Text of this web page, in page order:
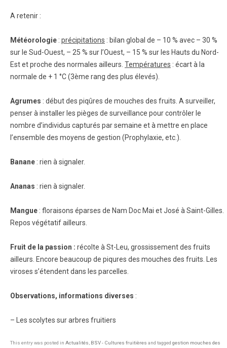
A retenir :
Météorologie : précipitations : bilan global de – 10 % avec – 30 %
sur le Sud-Ouest, – 25 % sur l’Ouest, – 15 % sur les Hauts du Nord-
Est et proche des normales ailleurs. Températures : écart à la
normale de + 1 °C (3ème rang des plus élevés).
Agrumes : début des piqûres de mouches des fruits. A surveiller,
penser à installer les pièges de surveillance pour contrôler le
nombre d’individus capturés par semaine et à mettre en place
l’ensemble des moyens de gestion (Prophylaxie, etc.).
Banane : rien à signaler.
Ananas : rien à signaler.
Mangue : floraisons éparses de Nam Doc Mai et José à Saint-Gilles.
Repos végétatif ailleurs.
Fruit de la passion : récolte à St-Leu, grossissement des fruits
ailleurs. Encore beaucoup de piqures des mouches des fruits. Les
viroses s’étendent dans les parcelles.
Observations, informations diverses :
– Les scolytes sur arbres fruitiers
This entry was posted in Actualités BSV - Cultures fruitières and tagged gestion mouches des